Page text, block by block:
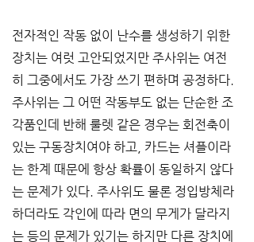
전자적인 작동 없이 난수를 생성하기 위한
장치는 여럿 고안되었지만 주사위는 여전
히 그중에서도 가장 쓰기 편하며 공정하다.
주사위는 그 어떤 작동부도 없는 단순한 조
각품인데 반해 룰렛 같은 경우는 회전축이
있는 구동장치여야 하고 카드는 셔플이라
는 한계 때문에 항상 확률이 동일하지 않다
는 문제가 있다. 주사위도 물론 정입방체라
하더라도 각인에 따라 면의 무게가 달라지
는 등의 문제가 있기는 하지만 다른 장치에